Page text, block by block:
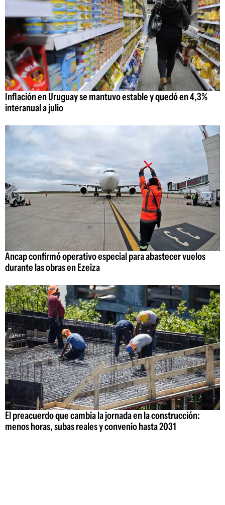
Inflación en Uruguay se mantuvo estable y quedó en 4,3%
interanual a julio
Ancap confirmó operativo especial para abastecer vuelos
durante las obras en Ezeiza
El preacuerdo que cambia la jornada en la construcción:
menos horas, subas reales y convenio hasta 2031